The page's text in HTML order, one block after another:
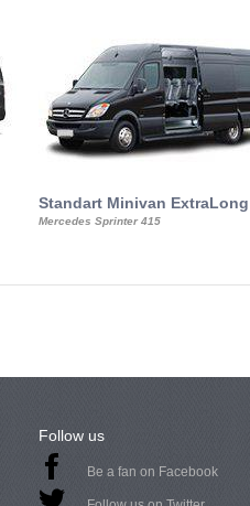
Standart Minivan ExtraLong
Mercedes Sprinter 415
Follow us
Be a fan on Facebook